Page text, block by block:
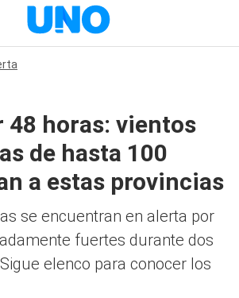
48 horas: vientos
de hasta 100
a estas provincias
se encuentran en alerta por
fuertes durante dos
elenco para conocer los